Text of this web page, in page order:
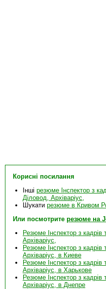
Корисні посилання
Інші резюме Інспектор з
Діловод, Архіваріус,
Шукати резюме в Кривом
Или посмотрите резюме на
Резюме Інспектор з кадрів
Архіваріус,
Резюме Інспектор з кадрів
Архіваріус, в Киеве
Резюме Інспектор з кадрів
Архіваріус, в Харькове
Резюме Інспектор з кадрів
Архіваріус, в Днепре